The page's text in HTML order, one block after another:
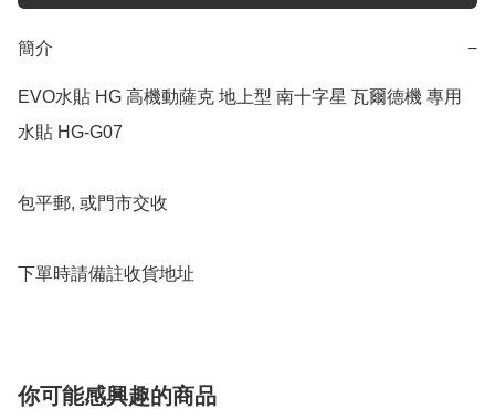
簡介 −
EVO水貼 HG 高機動薩克 地上型 南十字星 瓦爾德機 專用
水貼 HG-G07
包平郵, 或門市交收
下單時請備註收貨地址
你可能感興趣的商品